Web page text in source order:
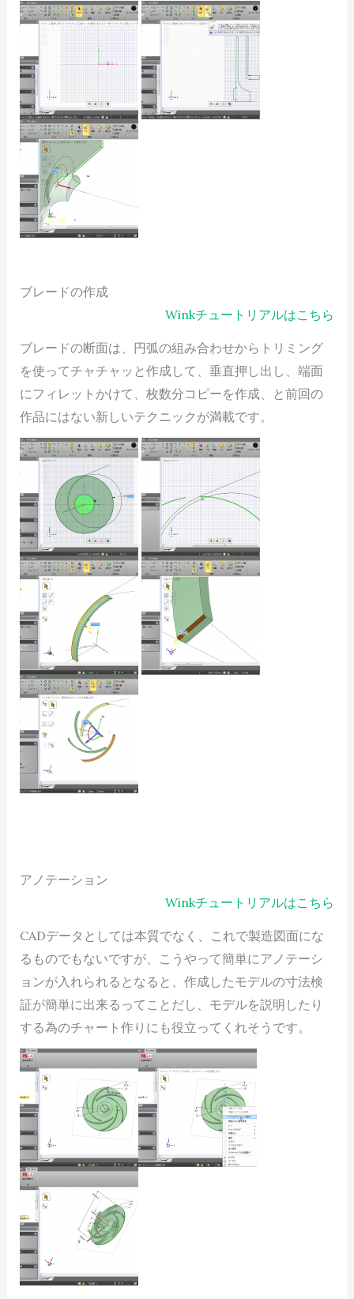
ブレードの作成
Winkチュートリアルはこちら
ブレードの断面は、円弧の組み合わせからトリミング
を使ってチャチャッと作成して、垂直押し出し、端面
にフィレットかけて、枚数分コピーを作成、と前回の
作品にはない新しいテクニックが満載です。
アノテーション
Winkチュートリアルはこちら
CADデータとしては本質でなく、これで製造図面にな
るものでもないですが、こうやって簡単にアノテーシ
ョンが入れられるとなると、作成したモデルの寸法検
証が簡単に出来るってことだし、モデルを説明したり
する為のチャート作りにも役立ってくれそうです。